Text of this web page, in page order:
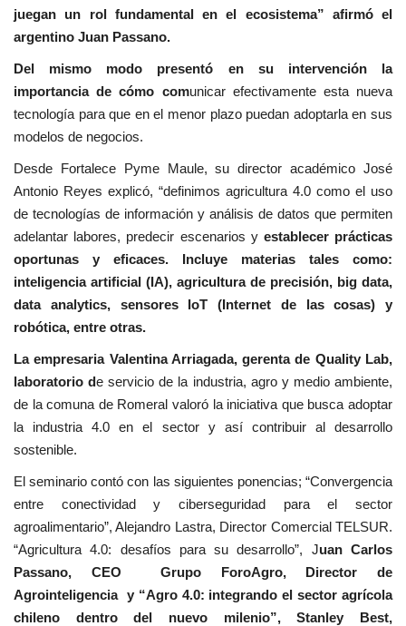
juegan un rol fundamental en el ecosistema” afirmó el
argentino Juan Passano.
Del mismo modo presentó en su intervención la
importancia de cómo comunicar efectivamente esta nueva
tecnología para que en el menor plazo puedan adoptarla en sus
modelos de negocios.
Desde Fortalece Pyme Maule, su director académico José
Antonio Reyes explicó, “definimos agricultura 4.0 como el uso
de tecnologías de información y análisis de datos que permiten
adelantar labores, predecir escenarios y establecer prácticas
oportunas y eficaces. Incluye materias tales como:
inteligencia artificial (IA), agricultura de precisión, big data,
data analytics, sensores IoT (Internet de las cosas) y
robótica, entre otras.
La empresaria Valentina Arriagada, gerenta de Quality Lab,
laboratorio de servicio de la industria, agro y medio ambiente,
de la comuna de Romeral valoró la iniciativa que busca adoptar
la industria 4.0 en el sector y así contribuir al desarrollo
sostenible.
El seminario contó con las siguientes ponencias; “Convergencia
entre conectividad y ciberseguridad para el sector
agroalimentario”, Alejandro Lastra, Director Comercial TELSUR.
“Agricultura 4.0: desafíos para su desarrollo”, Juan Carlos
Passano, CEO Grupo ForoAgro, Director de
Agrointeligencia y “Agro 4.0: integrando el sector agrícola
chileno dentro del nuevo milenio”, Stanley Best,